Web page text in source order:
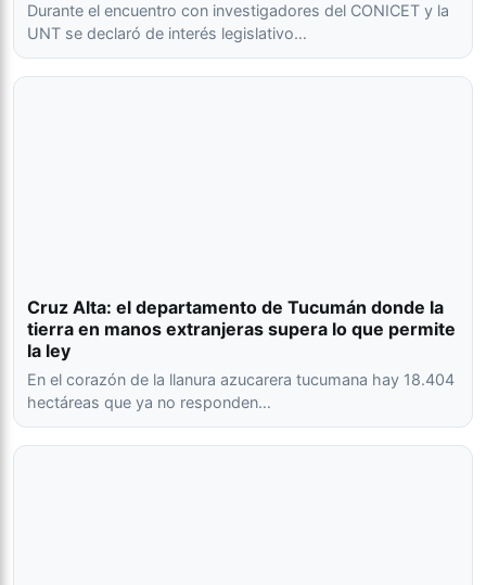
Durante el encuentro con investigadores del CONICET y la
UNT se declaró de interés legislativo…
Cruz Alta: el departamento de Tucumán donde la
tierra en manos extranjeras supera lo que permite
la ley
En el corazón de la llanura azucarera tucumana hay 18.404
hectáreas que ya no responden…